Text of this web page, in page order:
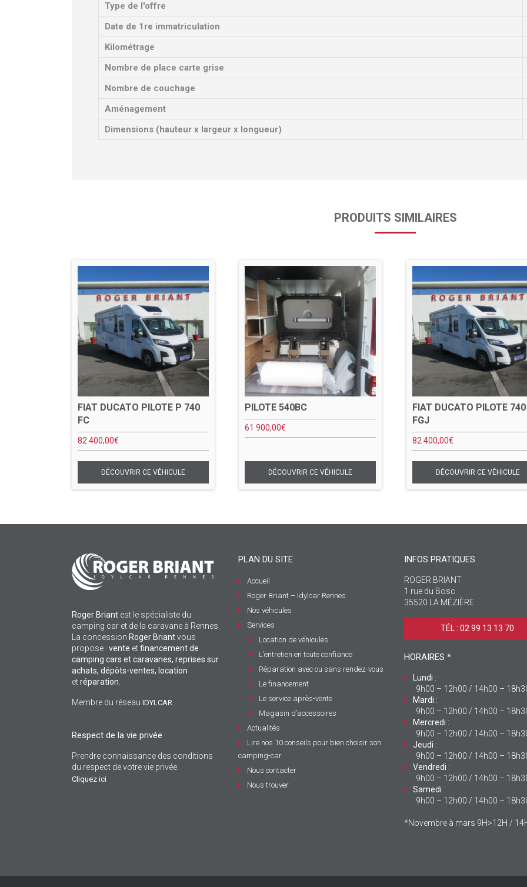
Type de l'offre
Date de 1re immatriculation
Kilométrage
Nombre de place carte grise
Nombre de couchage
Aménagement
Dimensions (hauteur x largeur x longueur)
PRODUITS SIMILAIRES
FIAT DUCATO PILOTE P 740
FC
82 400,00€
PILOTE 540BC
61 900,00€
FIAT DUCATO PILOTE 740
FGJ
82 400,00€
Roger Briant est le spécialiste du
camping car et de la caravane à Rennes.
La concession Roger Briantvous
propose : vente etfinancement de
camping cars et caravanes, reprises sur
achats, dépôts-ventes, location
etréparation
Membre du réseau IDYLCAR
Respect de la vie privée
Prendre connaissance des conditions
du respect de votre vie privée.
Cliquez ici
PLAN DU SITE
Accueil
Roger Briant – Idylcar Rennes
Nos véhicules
Services
Location de véhicules
L’entretien en toute confiance
Réparation avec ou sans rendez-vous
Le financement
Le service après-vente
Magasin d’accessoires
Actualités
Lire nos 10 conseils pour bien choisir son
camping-car
Nous contacter
Nous trouver
INFOS PRATIQUES
ROGER BRIANT
1 rue du Bosc
35520 LA MÉZIÈRE
TÉL : 02 99 13 13 70 ‎
HORAIRES *
Lundi :
9h00 – 12h00 / 14h00 –
Mardi :
9h00 – 12h00 / 14h00 –
Mercredi :
9h00 – 12h00 / 14h00 –
Jeudi :
9h00 – 12h00 / 14h00 –
Vendredi :
9h00 – 12h00 / 14h00 –
Samedi :
9h00 – 12h00 / 14h00 –
*Novembre à mars 9H>12H /